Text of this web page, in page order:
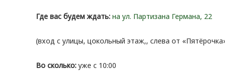
Где вас будем ждать: на ул. Партизана Германа, 22
(вход с улицы, цокольный этаж,, слева от
Во сколько: уже с 10:00